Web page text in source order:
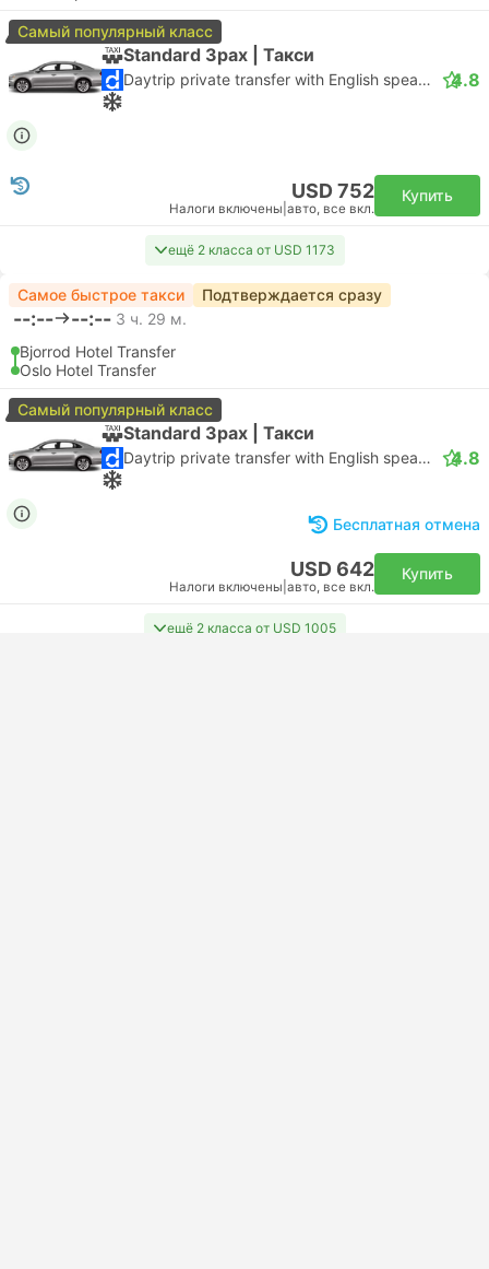
Самый популярный класс
Standard 3pax | Такси
Daytrip private transfer with English speaking driver 4.8
USD 752
Налоги включены авто, все вкл.
Купить
ещё 2 класса от USD 1173
Самое быстрое такси Подтверждается сразу
--:-- --:-- 3 ч. 29 м.
Bjorrod Hotel Transfer
Oslo Hotel Transfer
Самый популярный класс
Standard 3pax | Такси
Daytrip private transfer with English speaking driver 4.8
Бесплатная отмена
USD 642
Налоги включены авто, все вкл.
Купить
ещё 2 класса от USD 1005